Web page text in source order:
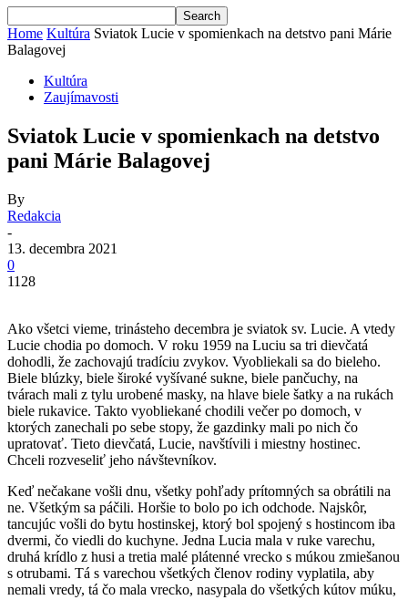
Home Kultúra Sviatok Lucie v spomienkach na detstvo pani Márie
Balagovej
Kultúra
Zaujímavosti
Sviatok Lucie v spomienkach na detstvo
pani Márie Balagovej
By
Redakcia
-
13. decembra 2021
0
1128
Ako všetci vieme, trinásteho decembra je sviatok sv. Lucie. A vtedy
Lucie chodia po domoch. V roku 1959 na Luciu sa tri dievčatá
dohodli, že zachovajú tradíciu zvykov. Vyobliekali sa do bieleho.
Biele blúzky, biele široké vyšívané sukne, biele pančuchy, na
tvárach mali z tylu urobené masky, na hlave biele šatky a na rukách
biele rukavice. Takto vyobliekané chodili večer po domoch, v
ktorých zanechali po sebe stopy, že gazdinky mali po nich čo
upratovať. Tieto dievčatá, Lucie, navštívili i miestny hostinec.
Chceli rozveseliť jeho návštevníkov.
Keď nečakane vošli dnu, všetky pohľady prítomných sa obrátili na
ne. Všetkým sa páčili. Horšie to bolo po ich odchode. Najskôr,
tancujúc vošli do bytu hostinskej, ktorý bol spojený s hostincom iba
dvermi, čo viedli do kuchyne. Jedna Lucia mala v ruke varechu,
druhá krídlo z husi a tretia malé plátenné vrecko s múkou zmiešanou
s otrubami. Tá s varechou všetkých členov rodiny vyplatila, aby
nemali vredy, tá čo mala vrecko, nasypala do všetkých kútov múku,